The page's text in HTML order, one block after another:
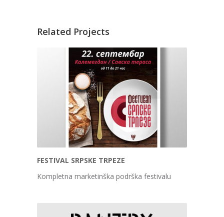
Related Projects
FESTIVAL SRPSKE TRPEZE
Kompletna marketinška podrška festivalu